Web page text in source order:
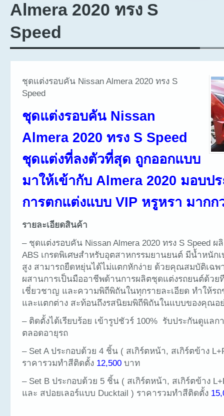
Almera 2020 ทรง S
Speed
ชุดแต่งรอบคัน Nissan Almera 2020 ทรง S
Speed
ชุดแต่งรอบคัน Nissan
Almera 2020 ทรง S Speed
ชุดแต่งที่ลงตัวที่สุด ถูกออกแบบ
มาให้เข้ากับ Almera 2020 มอบป
การตกแต่งแบบ VIP หรูหรา มากก
รายละเอียดสินค้า
– ชุดแต่งรอบคัน Nissan Almera 2020 ทรง S Speed
ABS เกรดพิเศษสำหรับอุตสาหกรรมยานยนต์ มีน้ำหนัก
สูง สามารถยืดหยุ่นได้ไม่แตกหักง่าย ด้วยคุณสมบัติเฉ
ผสานการเป็นมืออาชีพด้านการผลิตชุดแต่งรถยนต์ด้วย
เชี่ยวชาญ และความพิถีพิถันในทุกรายละเอียด ทำให้ร
และแตกต่าง สะท้อนถึงรสนิยมพิถีพิถันในแบบของคุณอ
– ติดตั้งได้เรียบร้อย เข้ารูปชัวร์ 100% รับประกันดูแลก
ตลอดอายุรถ
– Set A ประกอบด้วย 4 ชิ้น ( สเกิร์ตหน้า, สเกิร์ตข้าง
ราคารวมทำสีติดตั้ง 12,500 บาท
– Set B ประกอบด้วย 5 ชิ้น ( สเกิร์ตหน้า, สเกิร์ตข้าง
และ สปอยเลอร์แบบ Ducktail ) ราคารวมทำสีติดตั้ง